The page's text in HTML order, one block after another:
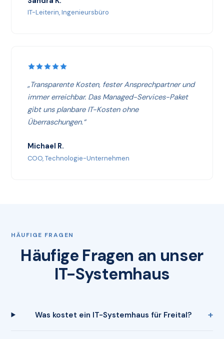
IT-Leiterin, Ingenieursbüro
„Transparente Kosten, fester Ansprechpartner und
immer erreichbar. Das Managed-Services-Paket
gibt uns planbare IT-Kosten ohne
Überraschungen.“
Michael R.
COO, Technologie-Unternehmen
HÄUFIGE FRAGEN
Häufige Fragen an unser
IT-Systemhaus
Was kostet ein IT-Systemhaus für Freital?